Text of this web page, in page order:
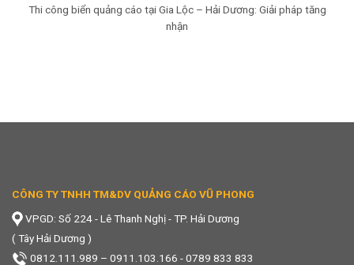
Thi công biển quảng cáo tại Gia Lộc – Hải Dương: Giải pháp tăng
nhận
CÔNG TY TNHH TM&DV QUẢNG CÁO VŨ PHONG
VPGD: Số 224 - Lê Thanh Nghị - TP. Hải Dương
( Tây Hải Dương )
0812.111.989 – 0911.103.166 - 0789 833 833